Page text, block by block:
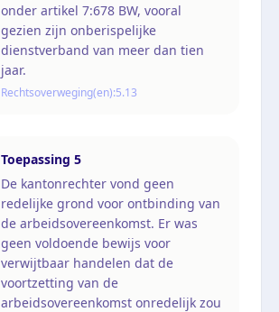
onder artikel 7:678 BW, vooral
gezien zijn onberispelijke
dienstverband van meer dan tien
jaar.
Rechtsoverweging(en):5.13
Toepassing 5
De kantonrechter vond geen
redelijke grond voor ontbinding van
de arbeidsovereenkomst. Er was
geen voldoende bewijs voor
verwijtbaar handelen dat de
voortzetting van de
arbeidsovereenkomst onredelijk zou